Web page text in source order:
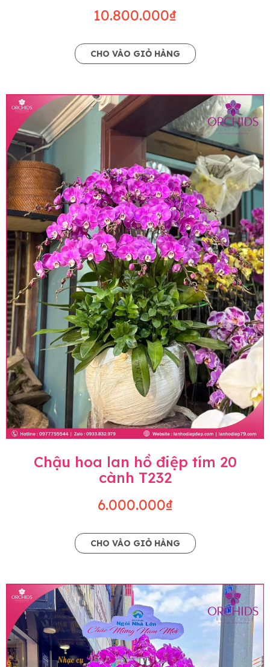
10.800.000₫
CHO VÀO GIỎ HÀNG
Chậu hoa lan hồ điệp tím 20
cành T232
6.000.000₫
CHO VÀO GIỎ HÀNG